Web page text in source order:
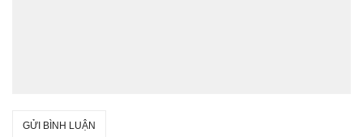
GỬI BÌNH LUẬN